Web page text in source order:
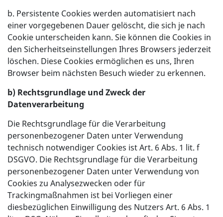
b. Persistente Cookies werden automatisiert nach
einer vorgegebenen Dauer gelöscht, die sich je nach
Cookie unterscheiden kann. Sie können die Cookies in
den Sicherheitseinstellungen Ihres Browsers jederzeit
löschen. Diese Cookies ermöglichen es uns, Ihren
Browser beim nächsten Besuch wieder zu erkennen.
b) Rechtsgrundlage und Zweck der
Datenverarbeitung
Die Rechtsgrundlage für die Verarbeitung
personenbezogener Daten unter Verwendung
technisch notwendiger Cookies ist Art. 6 Abs. 1 lit. f
DSGVO. Die Rechtsgrundlage für die Verarbeitung
personenbezogener Daten unter Verwendung von
Cookies zu Analysezwecken oder für
Trackingmaßnahmen ist bei Vorliegen einer
diesbezüglichen Einwilligung des Nutzers Art. 6 Abs. 1